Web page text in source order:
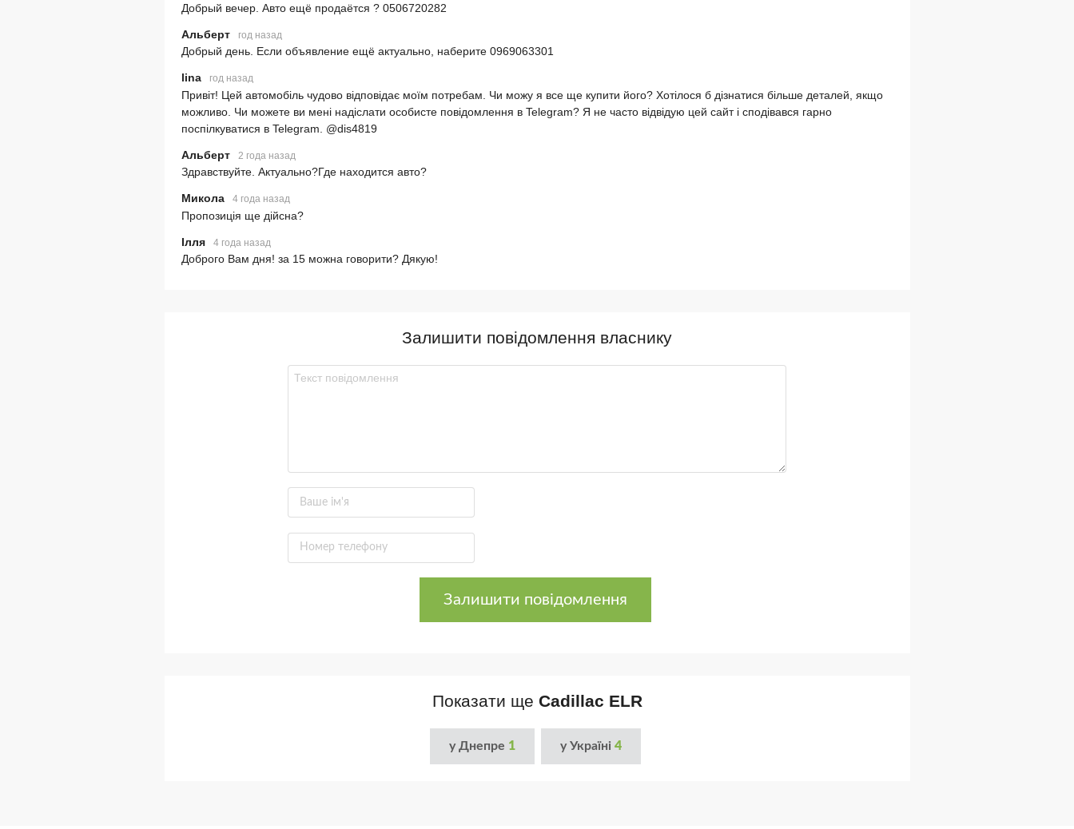
Добрый вечер. Авто ещё продаётся ? 0506720282
Альберт год назад
Добрый день. Если объявление ещё актуально, наберите 0969063301
lina год назад
Привіт! Цей автомобіль чудово відповідає моїм потребам. Чи можу я все ще купити його? Хотілося б дізнатися більше деталей, якщо
можливо. Чи можете ви мені надіслати особисте повідомлення в Telegram? Я не часто відвідую цей сайт і сподівався гарно
поспілкуватися в Telegram. @dis4819
Альберт 2 года назад
Здравствуйте. Актуально?Где находится авто?
Микола 4 года назад
Пропозиція ще дійсна?
Ілля 4 года назад
Доброго Вам дня! за 15 можна говорити? Дякую!
Залишити повідомлення власнику
Залишити повідомлення
Показати ще Cadillac ELR
у Днепре 1 у Україні 4